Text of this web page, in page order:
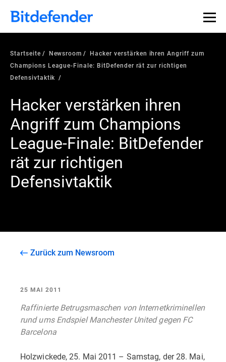
Startseite Newsroom
Hacker verstärken ihren Angriff zum
Champions League-Finale: BitDefender rät zur richtigen
Defensivtaktik
Hacker verstärken ihren
Angriff zum Champions
League-Finale: BitDefender
rät zur richtigen
Defensivtaktik
Zurück zum Newsroom
25 MAI 2011
Raffinierte Betrugsmaschen von Internetkriminellen
rund ums Endspiel Manchester United gegen FC
Barcelona
Holzwickede, 25. Mai 2011 – Samstag, der 28. Mai,